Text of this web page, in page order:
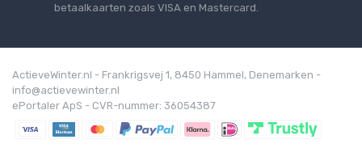
betaalkaarten zoals VISA en Mastercard.
ActieveWinter.nl - Frankrigsvej 1, 8450 Hammel, Denemarken -
info@actievewinter.nl
ePortaler ApS - CVR-nummer: 36054387